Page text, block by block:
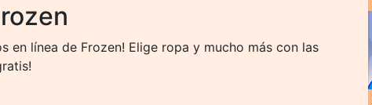
en línea de Frozen! Elige ropa y mucho más con las